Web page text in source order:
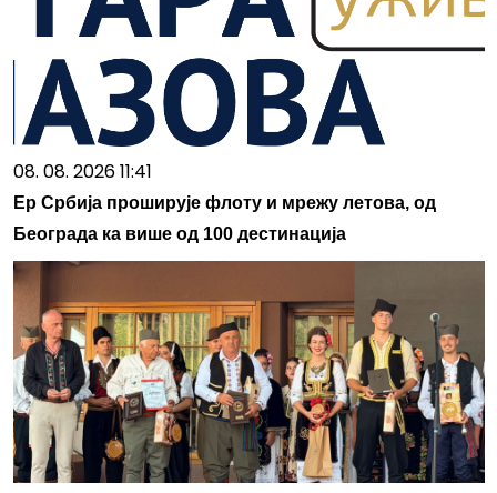
08. 08. 2026 11:41
Ер Србија проширује флоту и мрежу летова, од
Београда ка више од 100 дестинација